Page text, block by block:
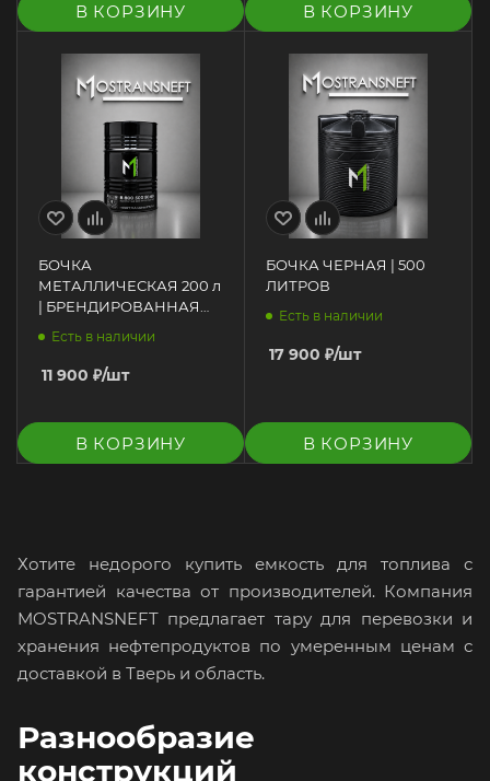
В КОРЗИНУ В КОРЗИНУ
БОЧКА
МЕТАЛЛИЧЕСКАЯ 200 л
| БРЕНДИРОВАННАЯ
ГЛЯНЦЕВАЯ ЧЕРНАЯ
Есть в наличии
11 900 ₽/шт
В КОРЗИНУ
БОЧКА ЧЕРНАЯ | 500
ЛИТРОВ
Есть в наличии
17 900 ₽/шт
В КОРЗИНУ
Хотите недорого купить емкость для топлива с
гарантией качества от производителей. Компания
MOSTRANSNEFT предлагает тару для перевозки и
хранения нефтепродуктов по умеренным ценам с
доставкой в Тверь и область.
Разнообразие
конструкций